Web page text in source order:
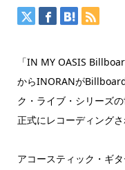
「IN MY OASIS
からINORANが
ク・ライブ・シリーズ
正式にレコーディングさ
アコースティック・ギ